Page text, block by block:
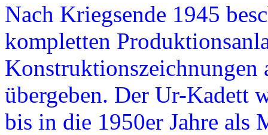
Nach Kriegsende 1945
kompletten
Konstruktionszeichnungen
übergeben. Der Ur-Kadett
bis in die 1950er Jahre als